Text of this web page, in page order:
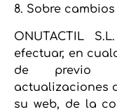
8. Sobre
ONUTACTIL
efectuar, en
de previo
actualizaciones
su web, de la